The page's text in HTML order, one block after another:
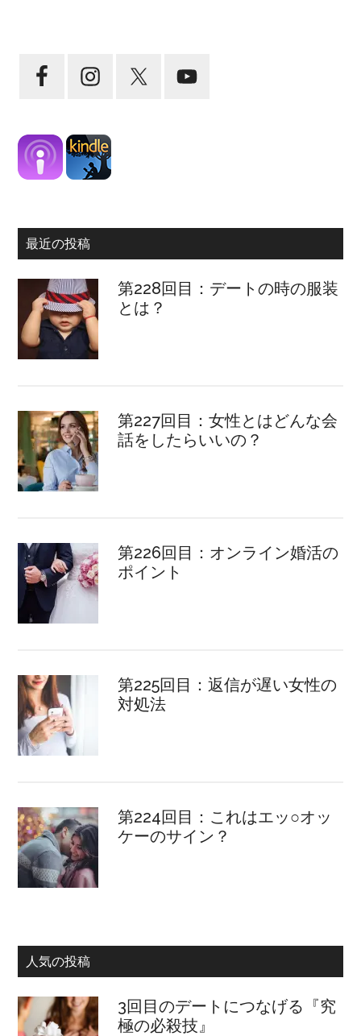
最近の投稿
第228回目：デートの時の服装
とは？
第227回目：女性とはどんな会
話をしたらいいの？
第226回目：オンライン婚活の
ポイント
第225回目：返信が遅い女性の
対処法
第224回目：これはエッ○オッ
ケーのサイン？
人気の投稿
3回目のデートにつなげる『究
極の必殺技』